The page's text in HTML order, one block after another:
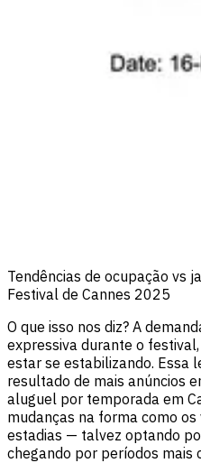
Tendências de ocupação vs
Festival de Cannes 2025
O que isso nos diz? A
expressiva durante o
estar se estabilizando. Essa
resultado de mais anúncios
aluguel por temporada em
mudanças na forma como
estadias — talvez optando
chegando por períodos mais